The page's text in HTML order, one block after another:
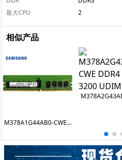
最大CPU
2
相似产品
M378A1G44AB0-CWE DDR4 8GB 3200 UDIMM